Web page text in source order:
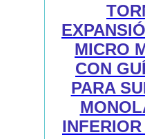
MICRO
CON
PARA